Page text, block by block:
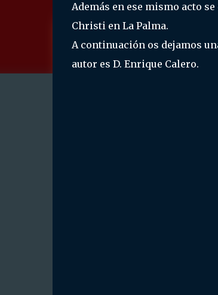
Además en ese mismo acto
Christi en La Palma.
A continuación os dejamos
autor es D. Enrique Calero.